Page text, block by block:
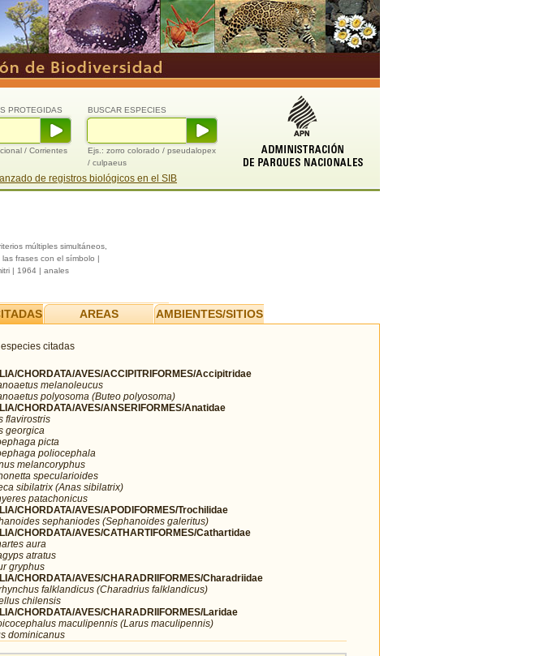
BUSCAR ESPECIES
Ejs.: zorro colorado / pseudalopex
/ culpaeus
PROTEGIDAS
/ Corrientes
de registros biológicos en el SIB
múltiples simultáneos,
las frases con el símbolo |
| 1964 | anales
AREAS AMBIENTES/SITIOS
citadas
CHORDATA/AVES/ACCIPITRIFORMES/Accipitridae
melanoleucus
polyosoma (Buteo polyosoma)
CHORDATA/AVES/ANSERIFORMES/Anatidae
flavirostris
georgica
picta
poliocephala
melancoryphus
specularioides
sibilatrix (Anas sibilatrix)
patachonicus
CHORDATA/AVES/APODIFORMES/Trochilidae
sephaniodes (Sephanoides galeritus)
CHORDATA/AVES/CATHARTIFORMES/Cathartidae
aura
atratus
gryphus
CHORDATA/AVES/CHARADRIIFORMES/Charadriidae
falklandicus (Charadrius falklandicus)
chilensis
CHORDATA/AVES/CHARADRIIFORMES/Laridae
maculipennis (Larus maculipennis)
dominicanus